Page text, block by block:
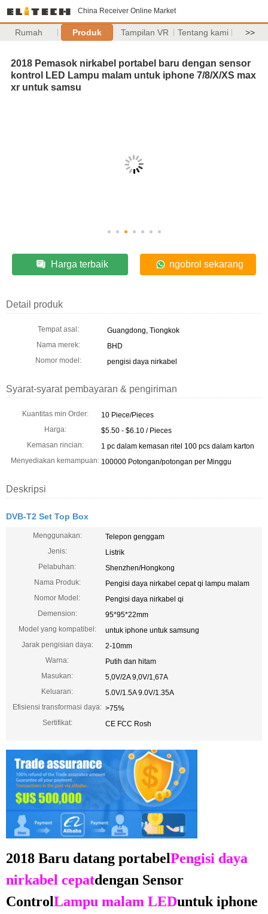
China Receiver Online Market
Rumah Produk Tampilan VR Tentang kami >>
2018 Pemasok nirkabel portabel baru dengan sensor
kontrol LED Lampu malam untuk iphone 7/8/X/XS max
xr untuk samsu
Harga terbaik ngobrol sekarang
Detail produk
Tempat asal:
Guangdong, Tiongkok
Nama merek:
BHD
Nomor model:
pengisi daya nirkabel
Syarat-syarat pembayaran & pengiriman
Kuantitas min Order:
10 Piece/Pieces
Harga:
$5.50 - $6.10 / Pieces
Kemasan rincian:
1 pc dalam kemasan ritel 100 pcs dalam karton
Menyediakan kemampuan: 100000 Potongan/potongan per Minggu
Deskripsi
DVB-T2 Set Top Box
Menggunakan:
Telepon genggam
Jenis:
Listrik
Pelabuhan:
Shenzhen/Hongkong
Nama Produk:
Pengisi daya nirkabel cepat qi lampu malam
Nomor Model:
Pengisi daya nirkabel qi
Demension:
95*95*22mm
Model yang kompatibel:
untuk iphone untuk samsung
Jarak pengisian daya:
2-10mm
Warna:
Putih dan hitam
Masukan:
5,0V/2A 9,0V/1,67A
Keluaran:
5.0V/1.5A 9.0V/1.35A
Efisiensi transformasi daya: >75%
Sertifikat:
CE FCC Rosh
2018 Baru datang portabelPengisi daya
nirkabel cepatdengan Sensor
ControlLampu malam LEDuntuk iphone